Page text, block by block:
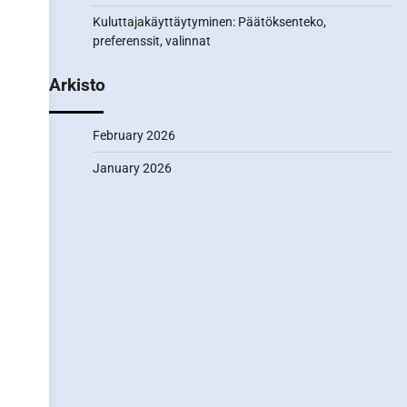
Kuluttajakäyttäytyminen: Päätöksenteko,
preferenssit, valinnat
Arkisto
February 2026
January 2026